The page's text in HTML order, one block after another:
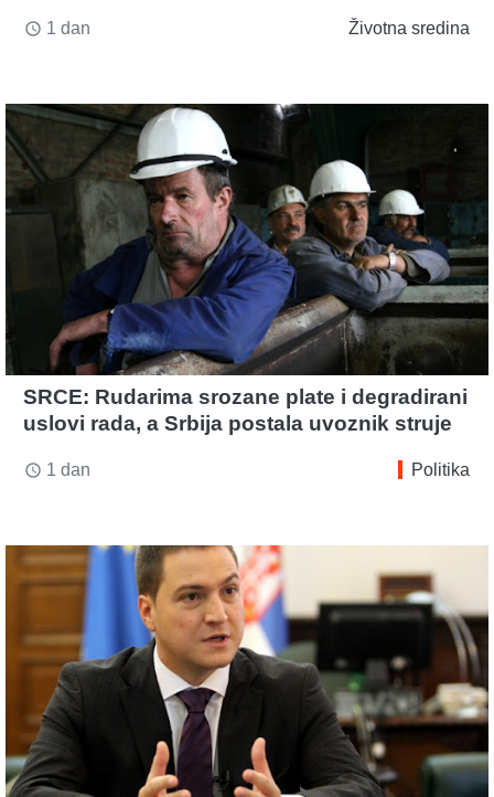
access_time 1 dan Životna sredina
SRCE: Rudarima srozane plate i degradirani
uslovi rada, a Srbija postala uvoznik struje
access_time 1 dan Politika